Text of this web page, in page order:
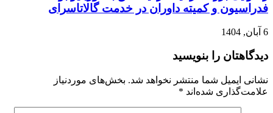
فدراسیون و کمیته داوران در خدمت گالاتاسرای
6 آبان, 1404
دیدگاهتان را بنویسید
نشانی ایمیل شما منتشر نخواهد شد. بخش‌های موردنیاز
علامت‌گذاری شده‌اند *